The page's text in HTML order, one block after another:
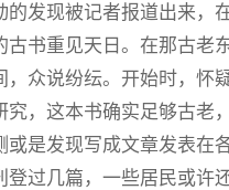
的发现被记者报道出来，
古书重见天日。在那古老
，众说纷纭。开始时，怀
究，这本书确实足够古老
或是发现写成文章发表在
登过几篇，一些居民或许